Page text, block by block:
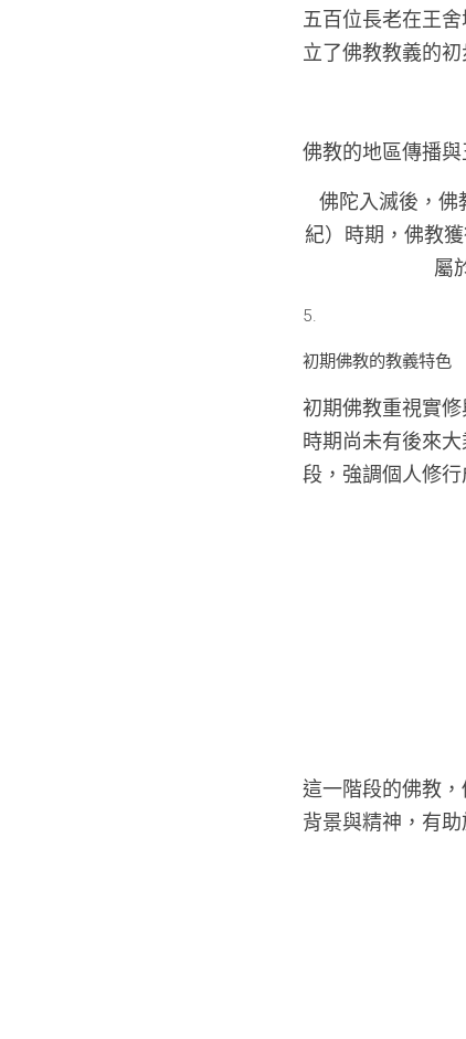
五百位長老在王
立了佛教教義的初
佛教的地區傳播
佛陀入滅後，佛
紀）時期，佛教
屬
5.
初期佛教的教義特色
初期佛教重視實
時期尚未有後來
段，強調個人修行
這一階段的佛教
背景與精神，有